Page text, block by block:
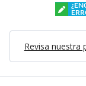
Revisa nuestra